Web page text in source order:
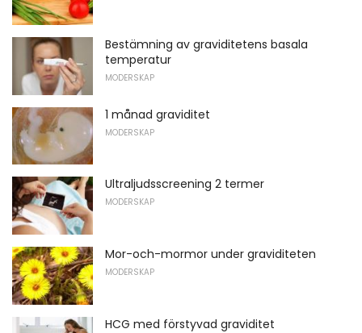
Bestämning av graviditetens basala
temperatur
MODERSKAP
1 månad graviditet
MODERSKAP
Ultraljudsscreening 2 termer
MODERSKAP
Mor-och-mormor under graviditeten
MODERSKAP
HCG med förstyvad graviditet